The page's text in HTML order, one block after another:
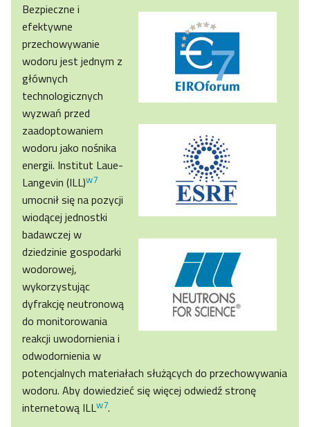
Bezpieczne i
efektywne
przechowywanie
wodoru jest jednym z
głównych
technologicznych
wyzwań przed
zaadoptowaniem
wodoru jako nośnika
energii. Institut Laue-
Langevin (ILL)w7
umocnił się na pozycji
wiodącej jednostki
badawczej w
dziedzinie gospodarki
wodorowej,
wykorzystując
dyfrakcję neutronową
do monitorowania
reakcji uwodornienia i
odwodornienia w
potencjalnych materiałach służących do przechowywania
wodoru. Aby dowiedzieć się więcej odwiedź stronę
internetową ILLw7.